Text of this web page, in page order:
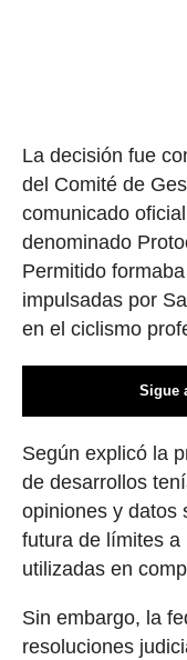
La decisión fue
del Comité de
comunicado
denominado
Permitido
impulsadas por
en el ciclismo
Sigue
Según explicó la
de desarrollos
opiniones y datos
futura de límites a
utilizadas en
Sin embargo, la
resoluciones